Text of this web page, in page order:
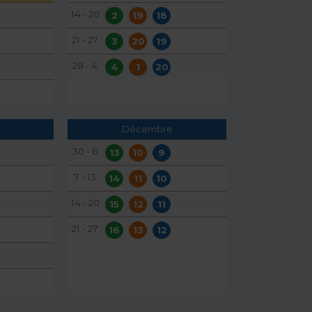
14 - 20 2 19 18
21 - 27 3 20 19
28 - 4 4 1 20
Décembre
30 - 6
13 10 9
7 - 13 14 11 10
14 - 20 15 12 11
21 - 27 16 13 12